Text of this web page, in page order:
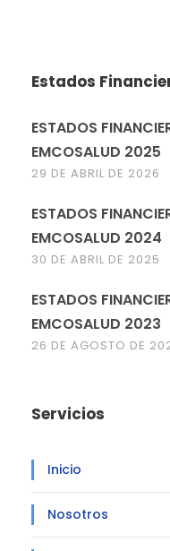
Estados
ESTADOS
EMCOSALUD 2025
29 DE ABRIL DE 2026
ESTADOS
EMCOSALUD 2024
30 DE ABRIL DE 2025
ESTADOS
EMCOSALUD 2023
26 DE AGOSTO DE
Servicios
Inicio
Nosotros